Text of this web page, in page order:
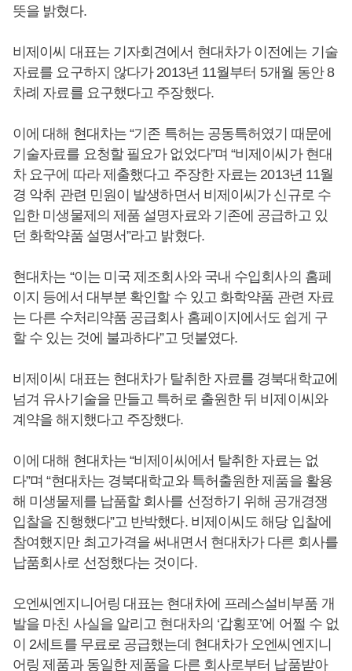
뜻을 밝혔다.
비제이씨 대표는 기자회견에서 현대차가 이전에는 기술
자료를 요구하지 않다가 2013년 11월부터 5개월 동안 8
차례 자료를 요구했다고 주장했다.
이에 대해 현대차는 “기존 특허는 공동특허였기 때문에
기술자료를 요청할 필요가 없었다”며 “비제이씨가 현대
차 요구에 따라 제출했다고 주장한 자료는 2013년 11월
경 악취 관련 민원이 발생하면서 비제이씨가 신규로 수
입한 미생물제의 제품 설명자료와 기존에 공급하고 있
던 화학약품 설명서”라고 밝혔다.
현대차는 “이는 미국 제조회사와 국내 수입회사의 홈페
이지 등에서 대부분 확인할 수 있고 화학약품 관련 자료
는 다른 수처리약품 공급회사 홈페이지에서도 쉽게 구
할 수 있는 것에 불과하다”고 덧붙였다.
비제이씨 대표는 현대차가 탈취한 자료를 경북대학교에
넘겨 유사기술을 만들고 특허로 출원한 뒤 비제이씨와
계약을 해지했다고 주장했다.
이에 대해 현대차는 “비제이씨에서 탈취한 자료는 없
다”며 “현대차는 경북대학교와 특허출원한 제품을 활용
해 미생물제를 납품할 회사를 선정하기 위해 공개경쟁
입찰을 진행했다”고 반박했다. 비제이씨도 해당 입찰에
참여했지만 최고가격을 써내면서 현대차가 다른 회사를
납품회사로 선정했다는 것이다.
오엔씨엔지니어링 대표는 현대차에 프레스설비부품 개
발을 마친 사실을 알리고 현대차의 ‘갑횡포’에 어쩔 수 없
이 2세트를 무료로 공급했는데 현대차가 오엔씨엔지니
어링 제품과 동일한 제품을 다른 회사로부터 납품받아